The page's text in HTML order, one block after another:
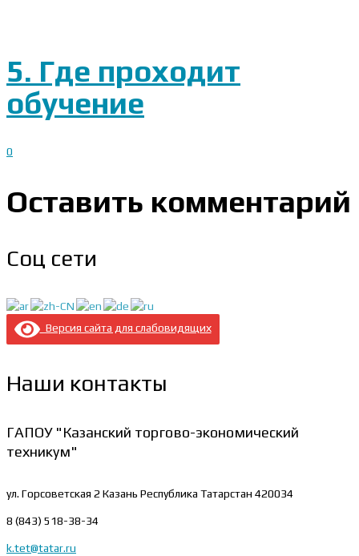
5. Где проходит
обучение
0
Оставить комментарий
Соц сети
Версия сайта для слабовидящих
Наши контакты
ГАПОУ "Казанский торгово-экономический
техникум"
ул. Горсоветская 2 Казань Республика Татарстан 420034
8 (843) 518-38-34
k.tet@tatar.ru